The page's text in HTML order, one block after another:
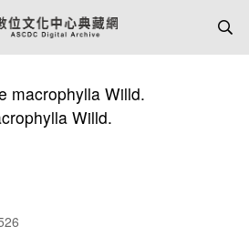
macrophylla Willd.
Willd.